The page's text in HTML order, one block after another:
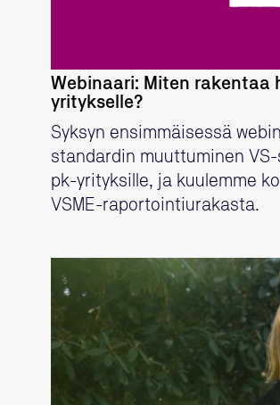
Webinaari: Miten rakentaa
yritykselle?
Syksyn ensimmäisessä
standardin muuttuminen
pk-yrityksille, ja kuulemme
VSME-raportointiurakasta.